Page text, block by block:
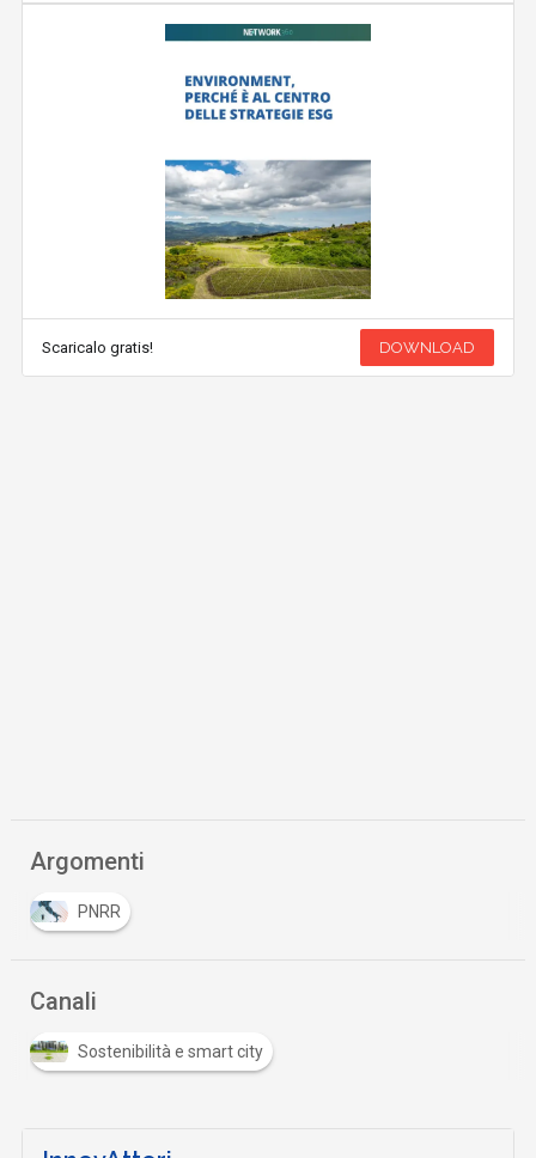
Scaricalo gratis! DOWNLOAD
Argomenti
PNRR
Canali
Sostenibilità e smart city